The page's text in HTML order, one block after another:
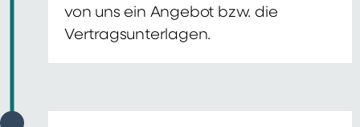
von uns ein Angebot bzw. die
Vertragsunterlagen.